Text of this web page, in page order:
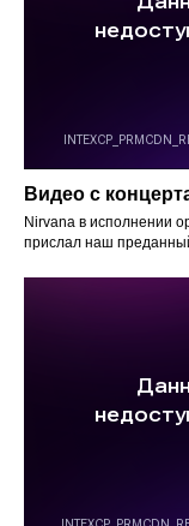
Видео с
Nirvana в исполнении
прислал наш